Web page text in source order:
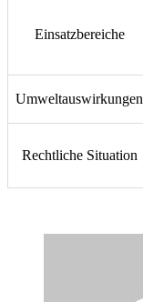
Einsatzbereiche
Umweltauswirkungen
Rechtliche Situation